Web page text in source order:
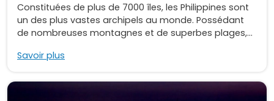
Constituées de plus de 7000 îles, les Philippines sont
un des plus vastes archipels au monde. Possédant
de nombreuses montagnes et de superbes plages,...
Savoir plus